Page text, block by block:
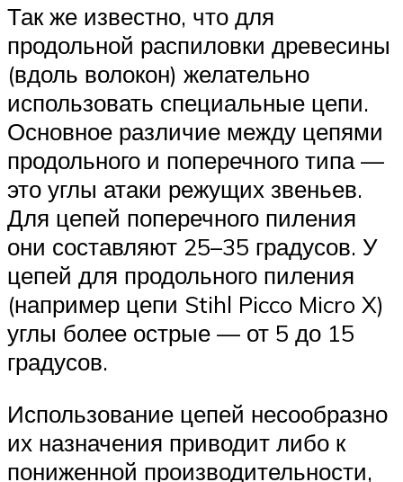
Так же известно, что для
продольной распиловки древесины
(вдоль волокон) желательно
использовать специальные цепи.
Основное различие между цепями
продольного и поперечного типа —
это углы атаки режущих звеньев.
Для цепей поперечного пиления
они составляют 25–35 градусов. У
цепей для продольного пиления
(например цепи Stihl Picco Micro X)
углы более острые — от 5 до 15
градусов.
Использование цепей несообразно
их назначения приводит либо к
пониженной производительности,